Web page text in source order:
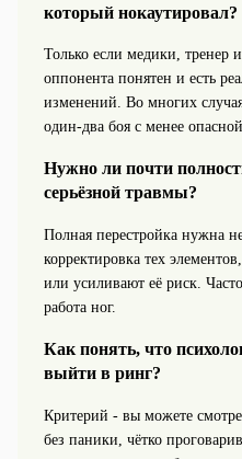
который нокаутировал?
Только если медики, тренер
оппонента понятен и есть
изменений. Во многих
один-два боя с менее
Нужно ли почти
серьёзной травмы?
Полная перестройка нужна
корректировка тех
или усиливают её риск.
работа ног.
Как понять, что
выйти в ринг?
Критерий - вы можете
без паники, чётко